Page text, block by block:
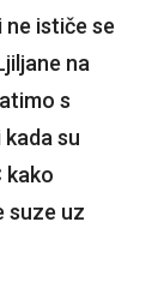
ne ističe se
na
s
su
kako
suze uz